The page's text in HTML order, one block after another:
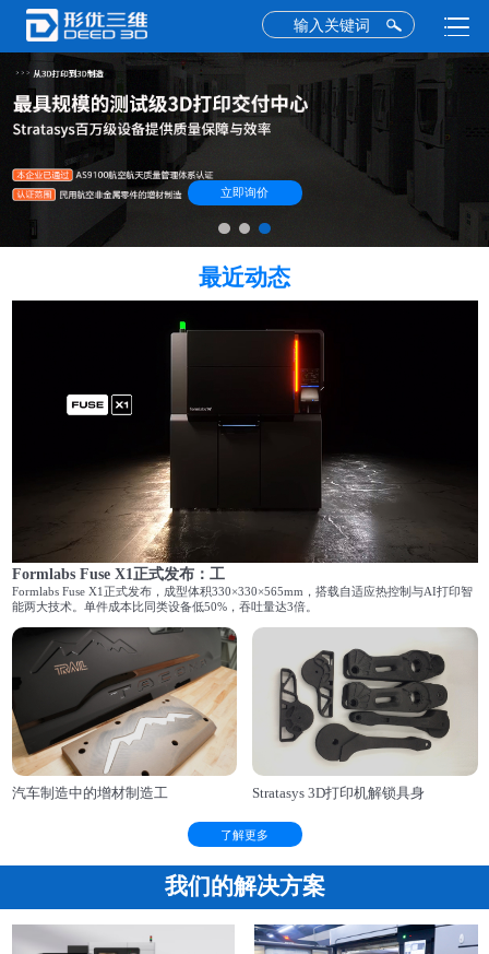
立即询价
最近动态
Formlabs Fuse X1正式发布：工
Formlabs Fuse X1正式发布，成型体积330×330×565mm，搭载自适应热控制与AI打印智
能两大技术。单件成本比同类设备低50%，吞吐量达3倍。
汽车制造中的增材制造工 Stratasys 3D打印机解锁具身
了解更多
我们的解决方案